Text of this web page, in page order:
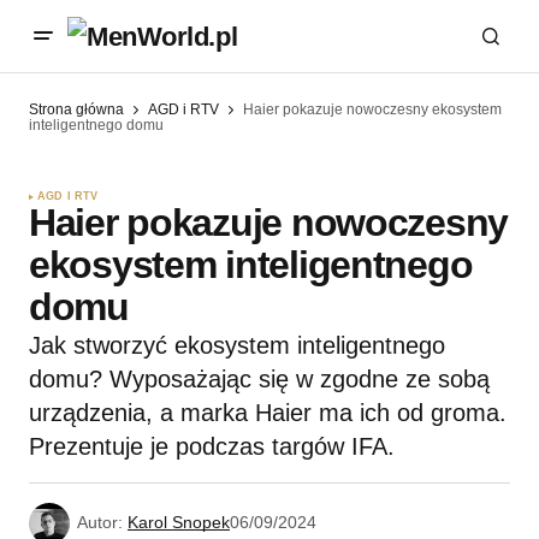
Strona główna AGD i RTV
Haier pokazuje nowoczesny ekosystem
inteligentnego domu
AGD I RTV
Haier pokazuje nowoczesny
ekosystem inteligentnego
domu
Jak stworzyć ekosystem inteligentnego
domu? Wyposażając się w zgodne ze sobą
urządzenia, a marka Haier ma ich od groma.
Prezentuje je podczas targów IFA.
Autor: Karol Snopek06/09/2024